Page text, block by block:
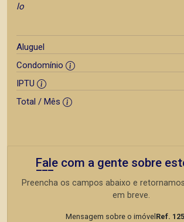
lo
Aluguel
Condomínio
IPTU
Total / Mês
Fale com a gente sobre
Preencha os campos abaixo e
em breve.
Mensagem sobre o imóvelRef.